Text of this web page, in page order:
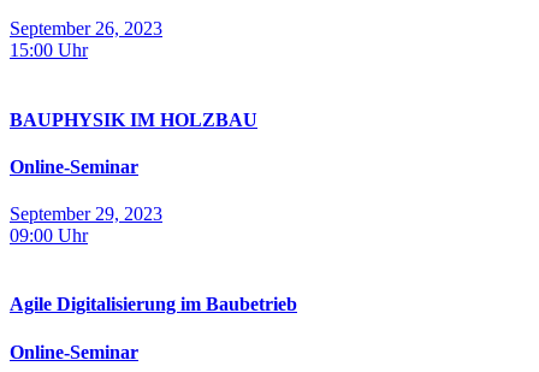
September 26, 2023
15:00 Uhr
BAUPHYSIK IM HOLZBAU
Online-Seminar
September 29, 2023
09:00 Uhr
Agile Digitalisierung im Baubetrieb
Online-Seminar